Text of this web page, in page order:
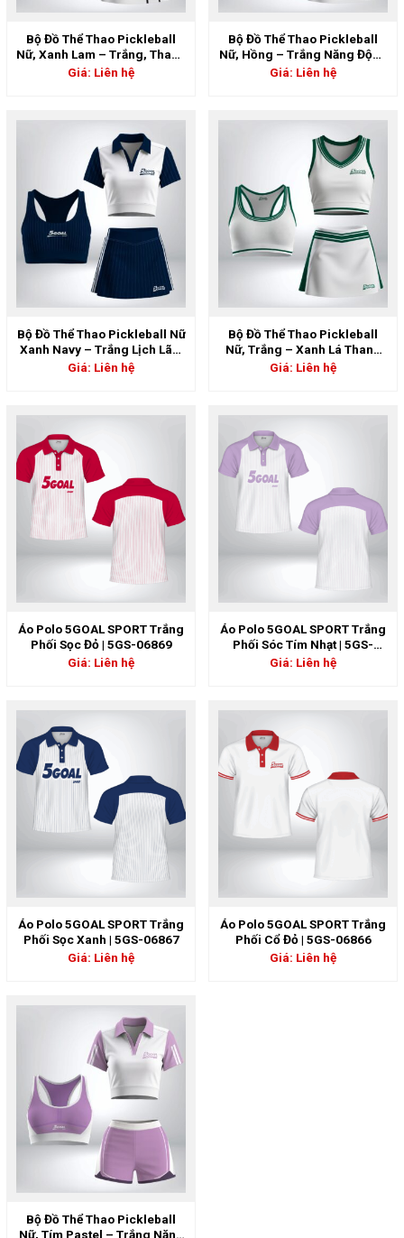
Bộ Đồ Thể Thao Pickleball
Nữ, Xanh Lam – Trắng, Thanh
Lịch & Năng Động | 5GS-
Giá: Liên hệ
Bộ Đồ Thể Thao Pickleball
Nữ, Hồng – Trắng Năng Động
| 5GS-06877
Giá: Liên hệ
Bộ Đồ Thể Thao Pickleball Nữ
Xanh Navy – Trắng Lịch Lãm
Cá Tính | 5GS-06875
Giá: Liên hệ
Bộ Đồ Thể Thao Pickleball
Nữ, Trắng – Xanh Lá Thanh
Lịch Tối Giản | 5GS-06874
Giá: Liên hệ
Áo Polo 5GOAL SPORT Trắng
Phối Sọc Đỏ | 5GS-06869
Giá: Liên hệ
Áo Polo 5GOAL SPORT Trắng
Phối Sóc Tím Nhạt | 5GS-
06868
Giá: Liên hệ
Áo Polo 5GOAL SPORT Trắng
Phối Sọc Xanh | 5GS-06867
Giá: Liên hệ
Áo Polo 5GOAL SPORT Trắng
Phối Cổ Đỏ | 5GS-06866
Giá: Liên hệ
Bộ Đồ Thể Thao Pickleball
Nữ, Tím Pastel – Trắng Năng